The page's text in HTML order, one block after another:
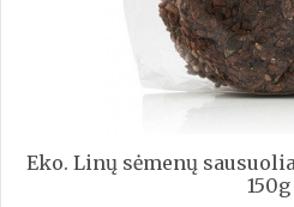
Eko. Linų sėmenų
150g